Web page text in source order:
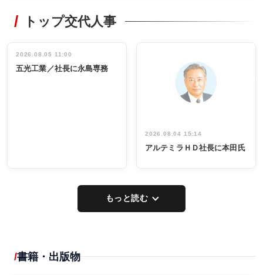
非鉄業界で
インタビュ
ー／社内ア
タックトレー
祝う 業界関
係者ら220人
出席
トップ交代人事
2026.08.05 11:00
五光工業／社長に永島専務
2026.08.04 15:14
アルテミラＨＤ社長に本田氏
もっと読む
書籍・出版物